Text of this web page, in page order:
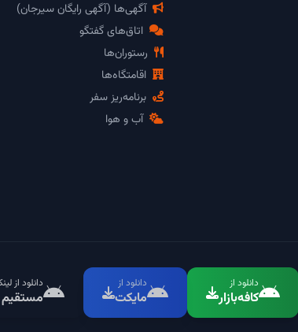
آگهی‌ها (آگهی رایگان سیرجان)
اتاق‌های گفتگو
رستوران‌ها
اقامتگاه‌ها
برنامه‌ریز سفر
آب و هوا
دانلود از
کافه‌بازار
دانلود از
مایکت
دانلود از
مستقیم